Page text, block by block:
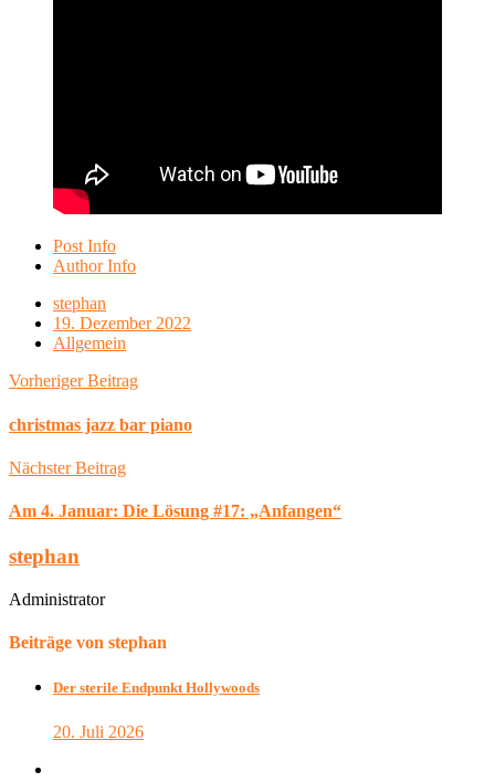
Post Info
Author Info
stephan
19. Dezember 2022
Allgemein
Vorheriger Beitrag
christmas jazz bar piano
Nächster Beitrag
Am 4. Januar: Die Lösung #17: „Anfangen“
stephan
Administrator
Beiträge von stephan
Der sterile Endpunkt Hollywoods
20. Juli 2026